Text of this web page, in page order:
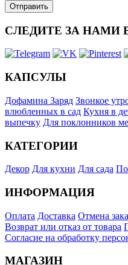
СЛЕДИТЕ ЗА НАМИ
КАПСУЛЫ
Дофамина Заряд Звонкое
влюбленных в сад Кухня в
выпечку Для поклонников
КАТЕГОРИИ
Декор Для кухни Для сада
ИНФОРМАЦИЯ
Оплата Доставка Отмена
Возврат или отказ от товара
Согласие на обработку
МАГАЗИН